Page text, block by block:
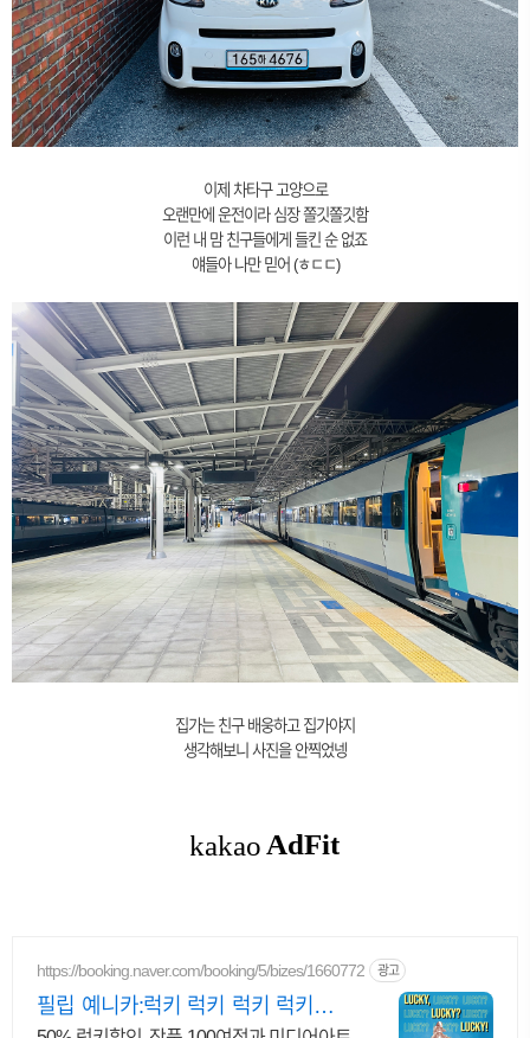
이제 차타구 고양으로
오랜만에 운전이라 심장 쫄깃쫄깃함
이런 내 맘 친구들에게 들킨 순 없죠
얘들아 나만 믿어 (ㅎㄷㄷ)
집가는 친구 배웅하고 집가야지
생각해보니 사진을 안찍었넹
https://booking.naver.com/booking/5/bizes/1660772 광고
필립 예니카:럭키 럭키 럭키 럭키함을